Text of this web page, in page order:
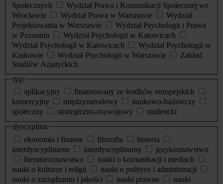
Społecznych
Wydział Prawa i Komunikacji Społecznej we
Wrocławiu
Wydział Prawa w Warszawie
Wydział
Projektowania w Warszawie
Wydział Psychologii i Prawa
w Poznaniu
Wydział Psychologii w Katowicach
Wydział Psychologii w Katowicach
Wydział Psychologii w
Krakowie
Wydział Psychologii w Warszawie
Zakład
Studiów Azjatyckich
typ:
aplikacyjny
finansowany ze środków europejskich
komercyjny
międzynarodowy
naukowo-badawczy
społeczny
strategiczno-rozwojowy
studencki
dyscyplina:
ekonomia i finanse
filozofia
historia
interdyscyplinarne
interdyscyplinarny
językoznawstwo
literaturoznawstwo
nauki o komunikacji i mediach
nauki o kulturze i religii
nauki o polityce i administracji
nauki o zarządzaniu i jakości
nauki prawne
nauki